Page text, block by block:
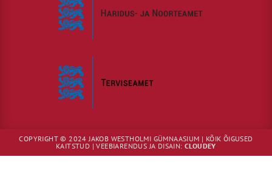
COPYRIGHT © 2024 JAKOB WESTHOLMI GÜMNAASIUM | KÕIK ÕIGUSED
KAITSTUD | VEEBIARENDUS JA DISAIN:CLOUDEY